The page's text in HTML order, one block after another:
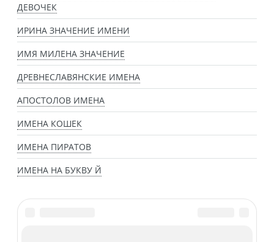
ДЕВОЧЕК
ИРИНА ЗНАЧЕНИЕ ИМЕНИ
ИМЯ МИЛЕНА ЗНАЧЕНИЕ
ДРЕВНЕСЛАВЯНСКИЕ ИМЕНА
АПОСТОЛОВ ИМЕНА
ИМЕНА КОШЕК
ИМЕНА ПИРАТОВ
ИМЕНА НА БУКВУ Й